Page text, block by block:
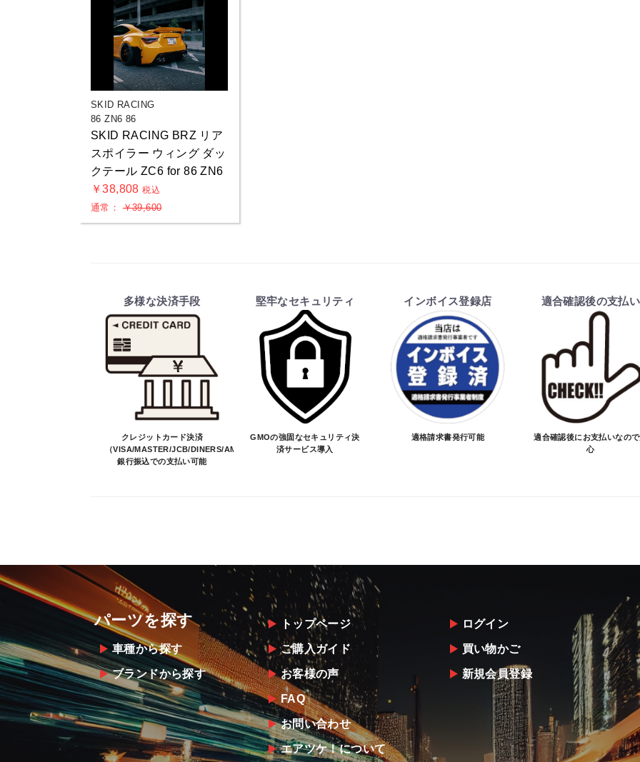
SKID RACING
86 ZN6 86
SKID RACING BRZ リア
スポイラー ウィング ダッ
クテール ZC6 for 86 ZN6
￥38,808税込
通常：￥39,600
多様な決済手段
クレジットカード決済
（VISA/MASTER/JCB/DINERS/AMEX）、
銀行振込での支払い可能
堅牢なセキュリティ
GMOの強固なセキュリティ決
済サービス導入
インボイス登録店
適格請求書発行可能
適合確認後の支払い
適合確認後にお支払いなの
心
パーツを探す
車種から探す
ブランドから探す
トップページ
ご購入ガイド
お客様の声
FAQ
お問い合わせ
エアツケ！について
ログイン
買い物かご
新規会員登録